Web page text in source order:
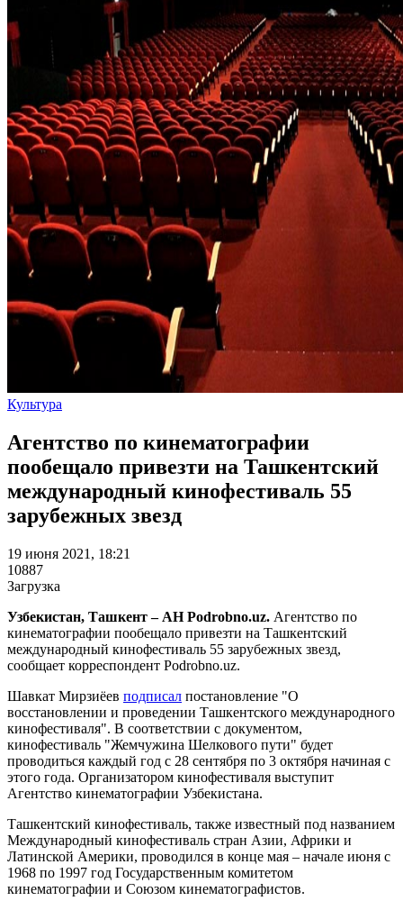
Культура
Агентство по кинематографии
пообещало привезти на Ташкентский
международный кинофестиваль 55
зарубежных звезд
19 июня 2021, 18:21
10887
Загрузка
Узбекистан, Ташкент – АН Podrobno.uz. Агентство по
кинематографии пообещало привезти на Ташкентский
международный кинофестиваль 55 зарубежных звезд,
сообщает корреспондент Podrobno.uz.
Шавкат Мирзиёев подписал постановление "О
восстановлении и проведении Ташкентского международного
кинофестиваля". В соответствии с документом,
кинофестиваль "Жемчужина Шелкового пути" будет
проводиться каждый год с 28 сентября по 3 октября начиная с
этого года. Организатором кинофестиваля выступит
Агентство кинематографии Узбекистана.
Ташкентский кинофестиваль, также известный под названием
Международный кинофестиваль стран Азии, Африки и
Латинской Америки, проводился в конце мая – начале июня с
1968 по 1997 год Государственным комитетом
кинематографии и Союзом кинематографистов.